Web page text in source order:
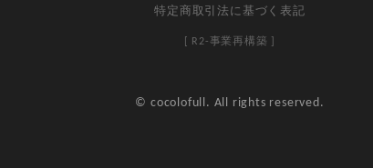
特定商取引法に基づく表記
[ R2-事業再構築 ]
© cocolofull. All rights reserved.